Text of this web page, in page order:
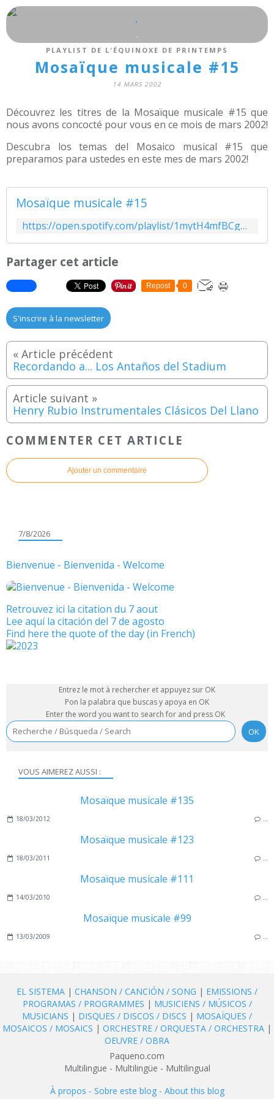
.
.
PLAYLIST DE L'ÉQUINOXE DE PRINTEMPS
Mosaïque musicale #15
14 MARS 2002
Découvrez les titres de la Mosaïque musicale #15 que
nous avons concocté pour vous en ce mois de mars 2002!
Descubra los temas del Mosaico musical #15 que
preparamos para ustedes en este mes de mars 2002!
Mosaïque musicale #15
https://open.spotify.com/playlist/1mytH4mfBCgu6xuCa6cTLi?si=j8c-K6S6SrCUEi5hoh91Zw&utm_source=copy-link&dl_branch=1
Partager cet article
Repost 0
S'inscrire à la newsletter
Recordando a... Los Antaños del Stadium
Henry Rubio Instrumentales Clásicos Del Llano
COMMENTER CET ARTICLE
Ajouter un commentaire
VOUS AIMEREZ AUSSI :
Mosaïque musicale #135
18/03/2012 …
Mosaïque musicale #123
18/03/2011 …
Mosaïque musicale #111
14/03/2010 …
Mosaïque musicale #99
13/03/2009 …
7/8/2026
Bienvenue - Bienvenida - Welcome
Retrouvez ici la citation du 7 aout
Lee aquí la citación del 7 de agosto
Find here the quote of the day (in French)
Entrez le mot à rechercher et appuyez sur OK
Pon la palabra que buscas y apoya en OK
Enter the word you want to search for and press OK
EL SISTEMA | CHANSON / CANCIÓN / SONG | EMISSIONS /
PROGRAMAS / PROGRAMMES | MUSICIENS / MÚSICOS /
MUSICIANS | DISQUES / DISCOS / DISCS | MOSAÏQUES /
MOSAICOS / MOSAICS | ORCHESTRE / ORQUESTA / ORCHESTRA |
OEUVRE / OBRA
Paqueno.com
Multilingue - Multilingüe - Multilingual
À propos - Sobre este blog - About this blog